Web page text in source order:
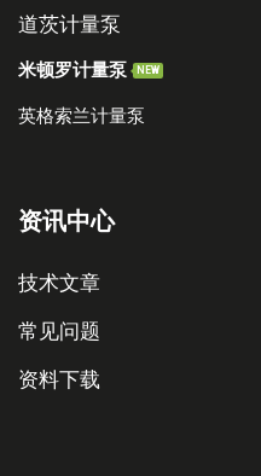
道茨计量泵
米顿罗计量泵 NEW
英格索兰计量泵
资讯中心
技术文章
常见问题
资料下载